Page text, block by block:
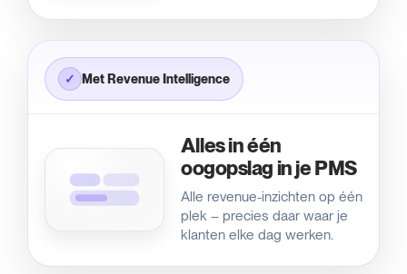
✓ Met Revenue Intelligence
Alles in één
oogopslag in je PMS
Alle revenue-inzichten op één
plek – precies daar waar je
klanten elke dag werken.